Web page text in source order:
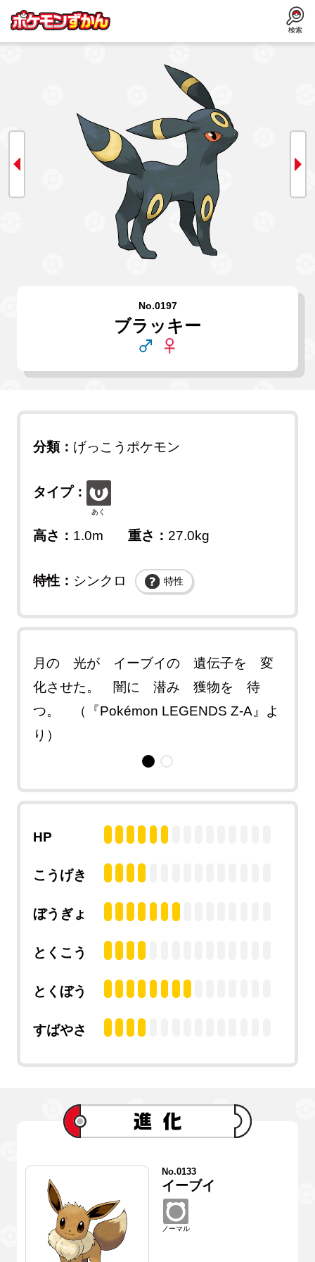
検索
No.0197
ブラッキー
分類： げっこうポケモン
タイプ：
あく
高さ： 1.0m 重さ： 27.0kg
特性： シンクロ 特性
月の 光が イーブイの 遺伝子を 変
化させた。 闇に 潜み 獲物を 待
つ。 （『Pokémon LEGENDS Z-A』よ
り）
HP
こうげき
ぼうぎょ
とくこう
とくぼう
すばやさ
No.0133
イーブイ
ノーマル